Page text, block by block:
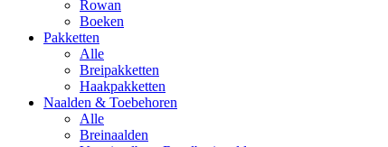
Rowan
Boeken
Pakketten
Alle
Breipakketten
Haakpakketten
Naalden & Toebehoren
Alle
Breinaalden